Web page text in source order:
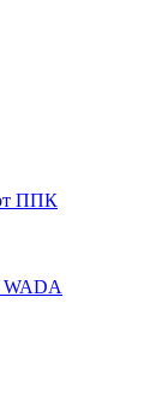
ППК
WADA